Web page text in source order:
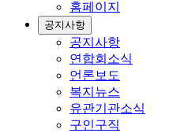
홈페이지
공지사항
공지사항
연합회소식
언론보도
복지뉴스
유관기관소식
구인구직